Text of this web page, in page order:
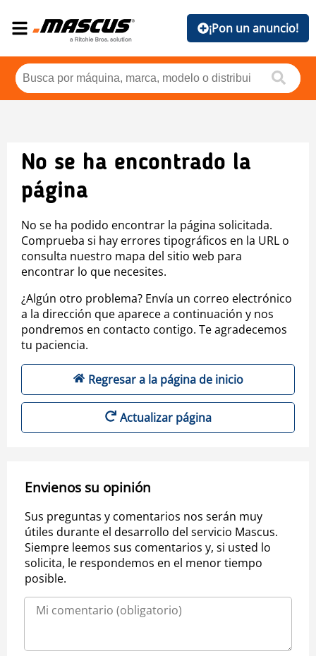
¡Pon un anuncio!
No se ha encontrado la
página
No se ha podido encontrar la página solicitada.
Comprueba si hay errores tipográficos en la URL o
consulta nuestro mapa del sitio web para
encontrar lo que necesites.
¿Algún otro problema? Envía un correo electrónico
a la dirección que aparece a continuación y nos
pondremos en contacto contigo. Te agradecemos
tu paciencia.
Regresar a la página de inicio
Actualizar página
Envienos su opinión
Sus preguntas y comentarios nos serán muy
útiles durante el desarrollo del servicio Mascus.
Siempre leemos sus comentarios y, si usted lo
solicita, le respondemos en el menor tiempo
posible.